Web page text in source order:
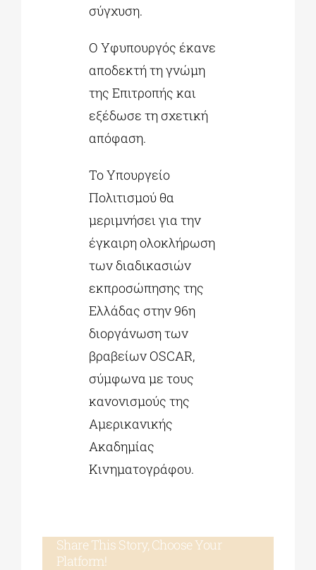
σύγχυση.
Ο Υφυπουργός έκανε
αποδεκτή τη γνώμη
της Επιτροπής και
εξέδωσε τη σχετική
απόφαση.
Το Υπουργείο
Πολιτισμού θα
μεριμνήσει για την
έγκαιρη ολοκλήρωση
των διαδικασιών
εκπροσώπησης της
Ελλάδας στην 96η
διοργάνωση των
βραβείων OSCAR,
σύμφωνα με τους
κανονισμούς της
Αμερικανικής
Ακαδημίας
Κινηματογράφου.
Share This Story, Choose Your
Platform!